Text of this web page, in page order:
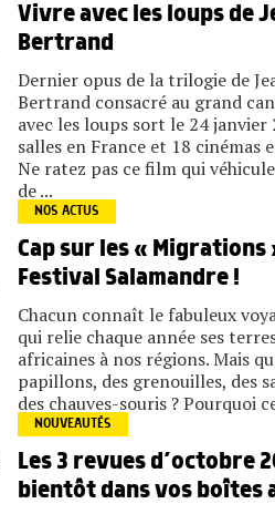
Vivre avec les loups de
Bertrand
Dernier opus de la trilogie de
Bertrand consacré au grand
avec les loups sort le 24 janvier
salles en France et 18 cinémas
Ne ratez pas ce film qui
de ...
NOS ACTUS
Cap sur les « Migrations
Festival Salamandre !
Chacun connaît le fabuleux
qui relie chaque année ses
africaines à nos régions. Mais
papillons, des grenouilles, des
des chauves-souris ? Pourquoi
NOUVEAUTÉS
Les 3 revues d’octobre
bientôt dans vos boîtes